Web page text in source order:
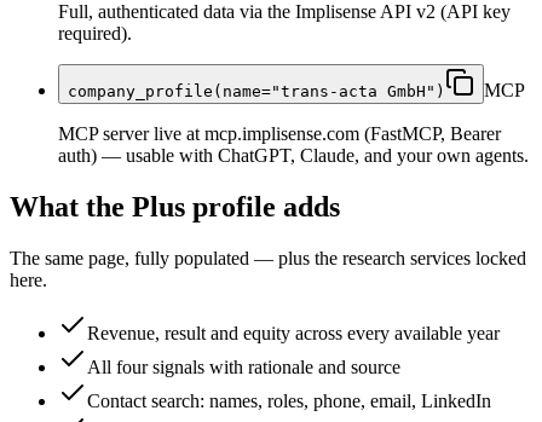
Full, authenticated data via the Implisense API v2 (API key
required).
company_profile(name="trans-acta GmbH") MCP
MCP server live at mcp.implisense.com (FastMCP, Bearer
auth) — usable with ChatGPT, Claude, and your own agents.
What the Plus profile adds
The same page, fully populated — plus the research services locked
here.
Revenue, result and equity across every available year
All four signals with rationale and source
Contact search: names, roles, phone, email, LinkedIn